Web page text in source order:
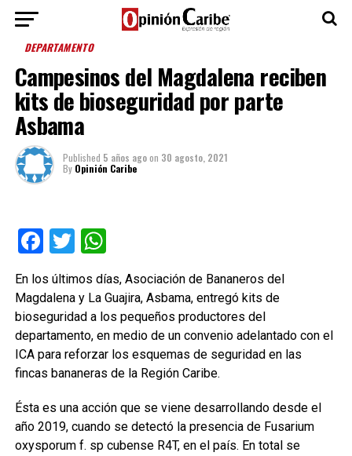
DEPARTAMENTO
Campesinos del Magdalena reciben
kits de bioseguridad por parte
Asbama
Published 5 años agoon 30 agosto, 2021
By Opinión Caribe
Facebook
TwitterWhatsApp
En los últimos días, Asociación de Bananeros del
Magdalena y La Guajira, Asbama, entregó kits de
bioseguridad a los pequeños productores del
departamento, en medio de un convenio adelantado con el
ICA para reforzar los esquemas de seguridad en las
fincas bananeras de la Región Caribe.
Ésta es una acción que se viene desarrollando desde el
año 2019, cuando se detectó la presencia de Fusarium
oxysporum f. sp cubense R4T, en el país. En total se